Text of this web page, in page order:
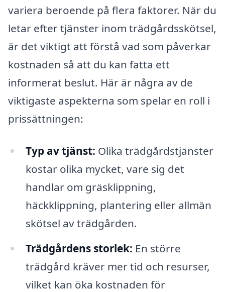
variera beroende på flera faktorer. När du
letar efter tjänster inom trädgårdsskötsel,
är det viktigt att förstå vad som påverkar
kostnaden så att du kan fatta ett
informerat beslut. Här är några av de
viktigaste aspekterna som spelar en roll i
prissättningen:
Typ av tjänst: Olika trädgårdstjänster
kostar olika mycket, vare sig det
handlar om gräsklippning,
häckklippning, plantering eller allmän
skötsel av trädgården.
Trädgårdens storlek: En större
trädgård kräver mer tid och resurser,
vilket kan öka kostnaden för